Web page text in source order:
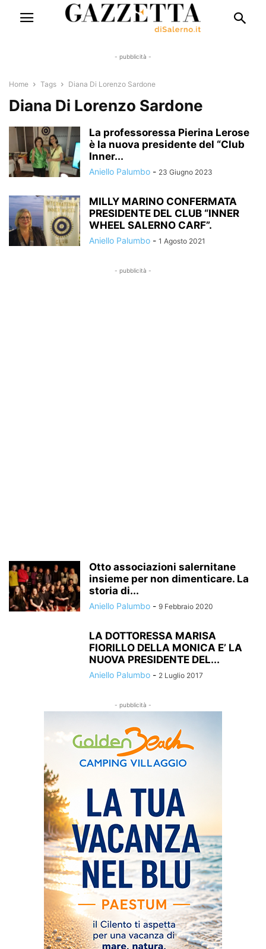
- pubblicità -
Home Tags Diana Di Lorenzo Sardone
Diana Di Lorenzo Sardone
La professoressa Pierina Lerose
è la nuova presidente del “Club
Inner...
Aniello Palumbo - 23 Giugno 2023
MILLY MARINO CONFERMATA
PRESIDENTE DEL CLUB “INNER
WHEEL SALERNO CARF”.
Aniello Palumbo - 1 Agosto 2021
- pubblicità -
Otto associazioni salernitane
insieme per non dimenticare. La
storia di...
Aniello Palumbo - 9 Febbraio 2020
LA DOTTORESSA MARISA
FIORILLO DELLA MONICA E’ LA
NUOVA PRESIDENTE DEL...
Aniello Palumbo - 2 Luglio 2017
- pubblicità -